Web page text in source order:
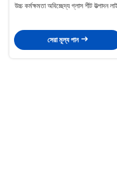
উচ্চ কর্মক্ষমতা অবিচ্ছেদ্য গ্লাস শীট উত্পাদন
সেরা মূল্য পান